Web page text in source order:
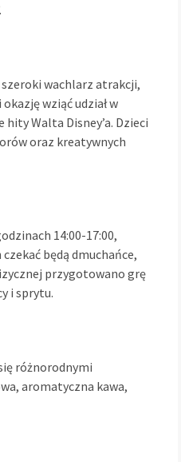
wachlarz atrakcji,
wziąć udział w
Walta Disney’a. Dzieci
oraz kreatywnych
14:00-17:00,
będą dmuchańce,
przygotowano grę
i sprytu.
różnorodnymi
aromatyczna kawa,